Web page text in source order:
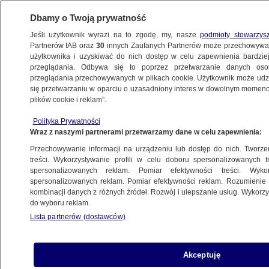
KONKRET24
POLSKA
i Białorusinów z podatku? Nie, wyjaśniamy
Zuzanna Karczewska
24.11.2024, 15:20
Udostępnij
Dbamy o Twoją prywatność
Jeśli użytkownik wyrazi na to zgodę, my, naszepodmioty
Partnerów IAB oraz30 innych Zaufanych Partnerów może
użytkownika i uzyskiwać do nich dostęp w celu zapewnienia
przeglądania. Odbywa się to poprzez przetwarzanie danych
przeglądania przechowywanych w plikach cookie. Użytkownik może
się przetwarzaniu w oparciu o uzasadniony interes w dowolnym
plików cookie i reklam”.
Polityka Prywatności
Wraz z naszymi partnerami przetwarzamy dane w celu zapewnienia:
Przechowywanie informacji na urządzeniu lub dostęp do nich.
treści. Wykorzystywanie profili w celu doboru spersonalizowanych
spersonalizowanych reklam. Pomiar efektywności treści.
spersonalizowanych reklam. Pomiar efektywności reklam.
kombinacji danych z różnych źródeł. Rozwój i ulepszanie usług.
do wyboru reklam.
Lista partnerów (dostawców)
Akceptuję